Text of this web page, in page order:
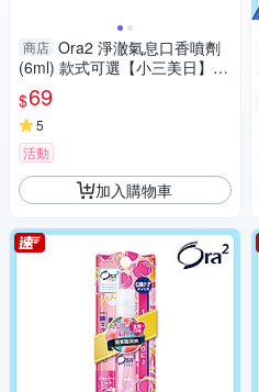
商店 Ora2 淨澈氣息口香噴劑
(6ml) 款式可選【小三美日】D
008861 牙齒芳香 飯後 約會
$69
5
活動
加入購物車